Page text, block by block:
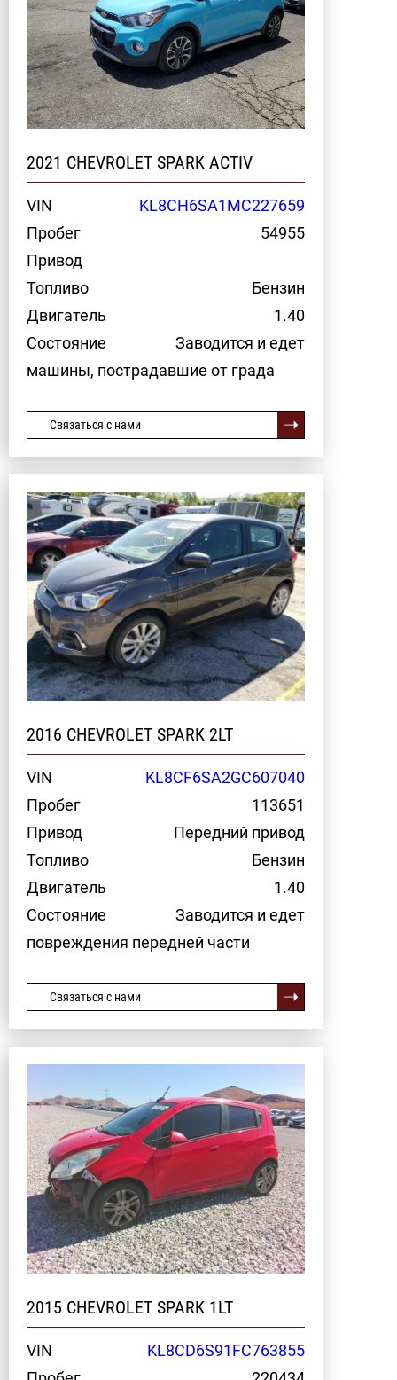
2021 CHEVROLET SPARK ACTIV
VIN
KL8CH6SA1MC227659
Пробег
54955
Привод
Топливо
Бензин
Двигатель
1.40
Состояние
Заводится и едет
машины, пострадавшие от града
Связаться с нами
2016 CHEVROLET SPARK 2LT
VIN
KL8CF6SA2GC607040
Пробег
113651
Привод
Передний привод
Топливо
Бензин
Двигатель
1.40
Состояние
Заводится и едет
повреждения передней части
Связаться с нами
2015 CHEVROLET SPARK 1LT
VIN
KL8CD6S91FC763855